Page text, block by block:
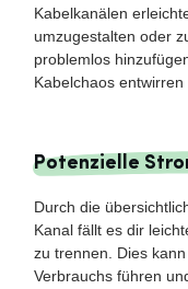
Kabelkanälen
umzugestalten oder
problemlos
Kabelchaos entwirren
Potenzielle
Durch die
Kanal fällt es dir
zu trennen. Dies
Verbrauchs führen